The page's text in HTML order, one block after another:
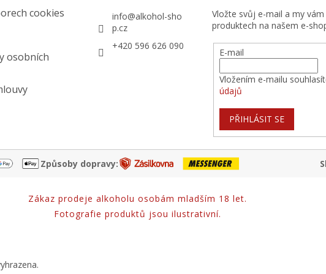
cookies
osobních
info@alkohol-sho
p.cz
+420 596 626 090
Vložte svůj e-mail a my
produktech na našem e-
E-mail
Vložením e-mailu
údajů
PŘIHLÁSIT SE
Způsoby dopravy:
Zákaz prodeje alkoholu osobám mladším 18 let.
Fotografie produktů jsou ilustrativní.